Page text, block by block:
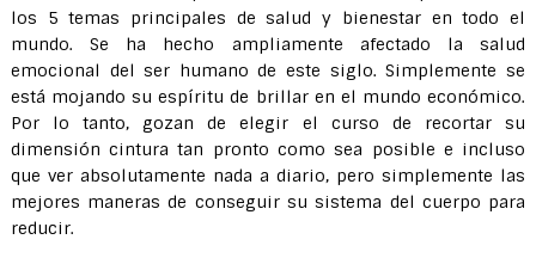
los 5 temas principales de salud y bienestar en todo el
mundo. Se ha hecho ampliamente afectado la salud
emocional del ser humano de este siglo. Simplemente se
está mojando su espíritu de brillar en el mundo económico.
Por lo tanto, gozan de elegir el curso de recortar su
dimensión cintura tan pronto como sea posible e incluso
que ver absolutamente nada a diario, pero simplemente las
mejores maneras de conseguir su sistema del cuerpo para
reducir.